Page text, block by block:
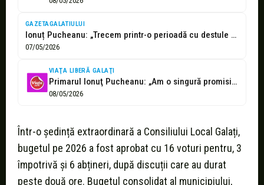
GAZETAGALATIULUI
Ionuț Pucheanu: „Trecem printr-o perioadă cu destule provocări economice și sociale. E...
07/05/2026
VIAŢA LIBERĂ GALAŢI
Primarul Ionuţ Pucheanu: „Am o singură promisiune electorală pentru care nu m-am...
08/05/2026
Într-o ședință extraordinară a Consiliului Local Galați,
bugetul pe 2026 a fost aprobat cu 16 voturi pentru, 3
împotrivă și 6 abțineri, după discuții care au durat
peste două ore. Bugetul consolidat al municipiului,